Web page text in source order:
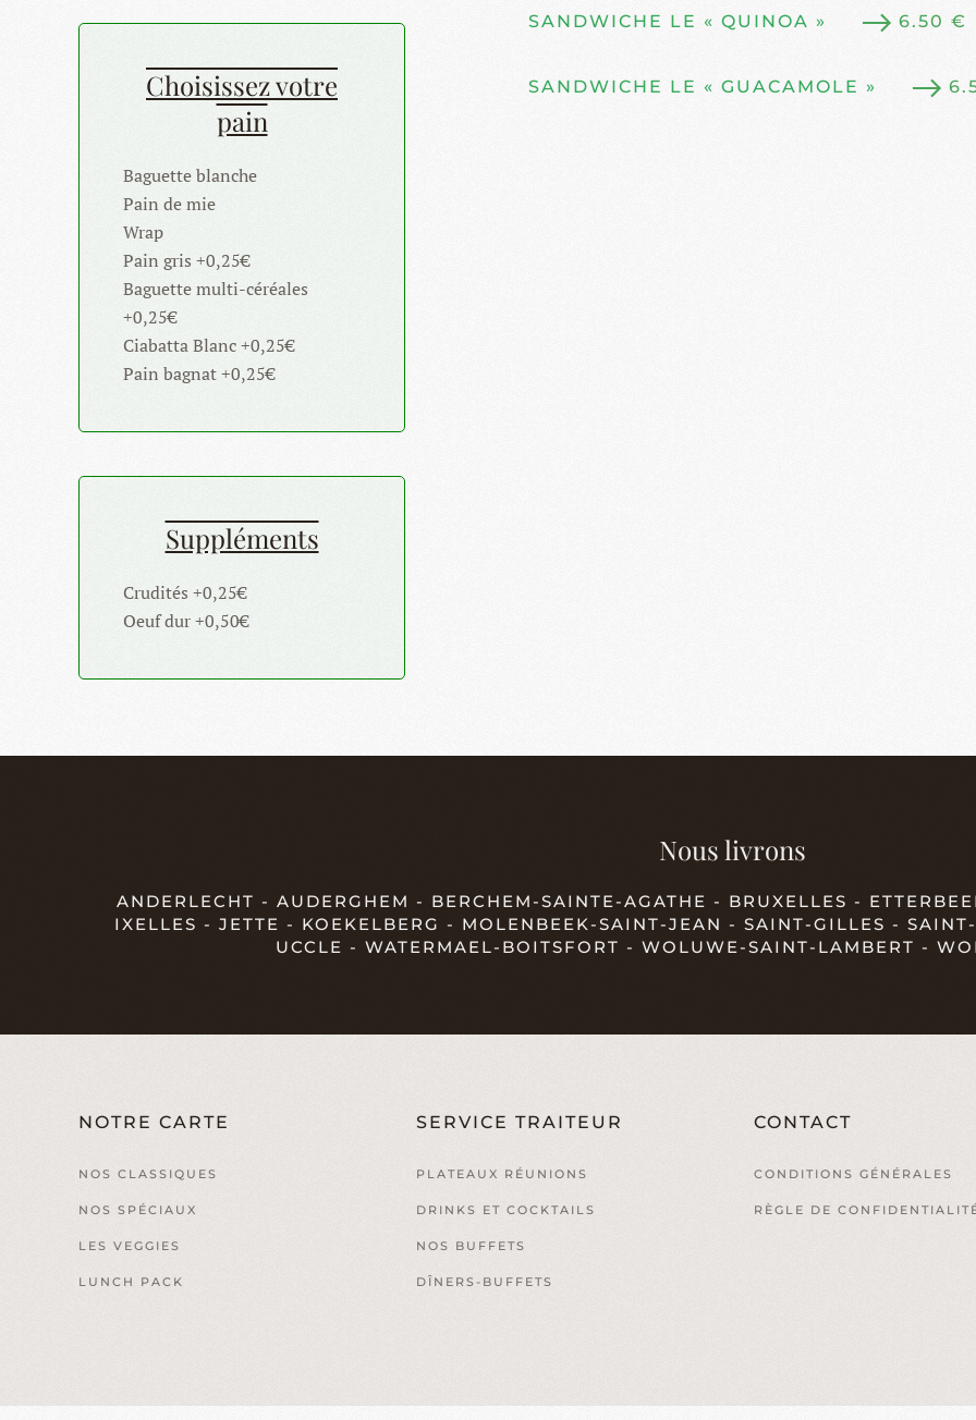
Choisissez votre
pain
Baguette blanche
Pain de mie
Wrap
Pain gris +0,25€
Baguette multi-céréales
+0,25€
Ciabatta Blanc +0,25€
Pain bagnat +0,25€
Suppléments
Crudités +0,25€
Oeuf dur +0,50€
SANDWICHE LE « QUINOA » 6.50 €
SANDWICHE LE « GUACAMOLE »
Nous livrons
ANDERLECHT - AUDERGHEM - BERCHEM-SAINTE-AGATHE - BRUXELLES -
IXELLES - JETTE - KOEKELBERG - MOLENBEEK-SAINT-JEAN - SAINT-GILLES -
UCCLE - WATERMAEL-BOITSFORT - WOLUWE-SAINT-LAMBERT -
NOTRE CARTE
NOS CLASSIQUES
NOS SPÉCIAUX
LES VEGGIES
LUNCH PACK
SERVICE TRAITEUR
PLATEAUX RÉUNIONS
DRINKS ET COCKTAILS
NOS BUFFETS
DÎNERS-BUFFETS
CONTACT
CONDITIONS GÉNÉRALES
RÈGLE DE